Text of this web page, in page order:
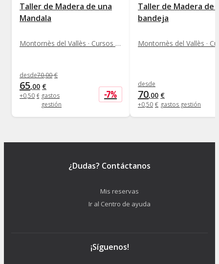
Taller de Madera de una
Mandala
Montornès del Vallès · Cursos de Manualidades y DIY
desde70,00 €
65,00 €
+0,50 € gastos
gestión
-7%
Taller de Madera de
bandeja
desde
70,00 €
+0,50 € gastos gestión
¿Dudas? Contáctanos
Mis reservas
Ir al Centro de ayuda
¡Síguenos!